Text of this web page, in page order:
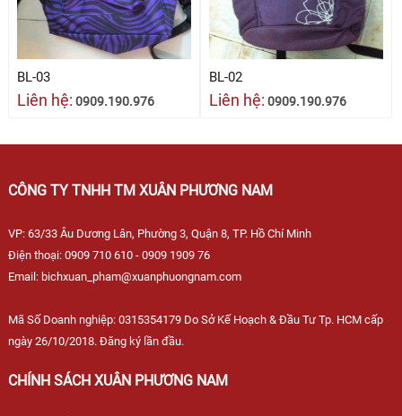
BL-03
Liên hệ: 0909.190.976
BL-02
Liên hệ: 0909.190.976
CÔNG TY TNHH TM XUÂN PHƯƠNG NAM
VP: 63/33 Âu Dương Lân, Phường 3, Quận 8, TP. Hồ Chí Minh
Điện thoại: 0909 710 610 - 0909 1909 76
Email: bichxuan_pham@xuanphuongnam.com
Mã Số Doanh nghiệp: 0315354179 Do Sở Kế Hoạch & Đầu Tư Tp. HCM cấp
ngày 26/10/2018. Đăng ký lần đầu.
CHÍNH SÁCH XUÂN PHƯƠNG NAM